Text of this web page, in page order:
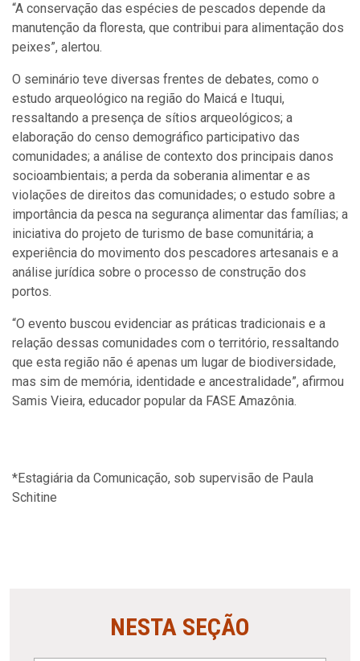
“A conservação das espécies de pescados depende da
manutenção da floresta, que contribui para alimentação dos
peixes”, alertou.
O seminário teve diversas frentes de debates, como o
estudo arqueológico na região do Maicá e Ituqui,
ressaltando a presença de sítios arqueológicos; a
elaboração do censo demográfico participativo das
comunidades; a análise de contexto dos principais danos
socioambientais; a perda da soberania alimentar e as
violações de direitos das comunidades; o estudo sobre a
importância da pesca na segurança alimentar das famílias; a
iniciativa do projeto de turismo de base comunitária; a
experiência do movimento dos pescadores artesanais e a
análise jurídica sobre o processo de construção dos
portos.‌
“O evento buscou evidenciar as práticas tradicionais e a
relação dessas comunidades com o território, ressaltando
que esta região não é apenas um lugar de biodiversidade,
mas sim de memória, identidade e ancestralidade”, afirmou
Samis Vieira, educador popular da FASE Amazônia.
*Estagiária da Comunicação, sob supervisão de Paula
Schitine
NESTA SEÇÃO